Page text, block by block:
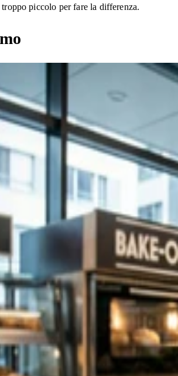
piccolo per fare la differenza.